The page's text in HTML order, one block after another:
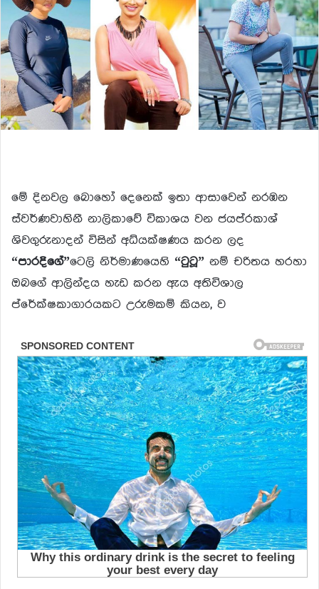
මේ දිනවල බොහෝ දෙනෙක් ඉතා ආසාවෙන් නරඹන
ස්වර්ණවාහිනී නාලිකාවේ විකාශය වන ජයප්රකාශ්
ශිවගුරුනාදන් විසින් අධ්යක්ෂණය කරන ලද
“පාරදිගේ”ටෙලි නිර්මාණයෙහි “ටුටූ” නම් චරිතය හරහා
ඔබගේ ආලින්දය හැඩ කරන ඇය අතිවිශාල
ප්රේක්ෂකාගාරයකට උරුමකම් කියන, ව